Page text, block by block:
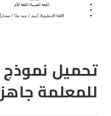
تحميل نموذج
للمعلمة جاهز | 10 نماذج